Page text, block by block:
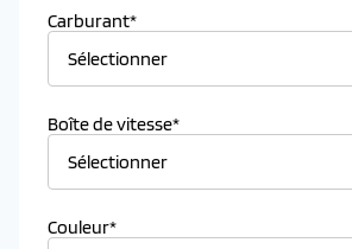
Carburant*
Boîte de vitesse*
Couleur*